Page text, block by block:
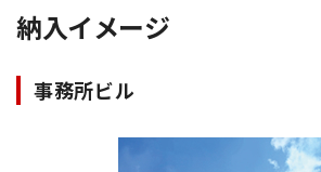
納入イメージ
事務所ビル